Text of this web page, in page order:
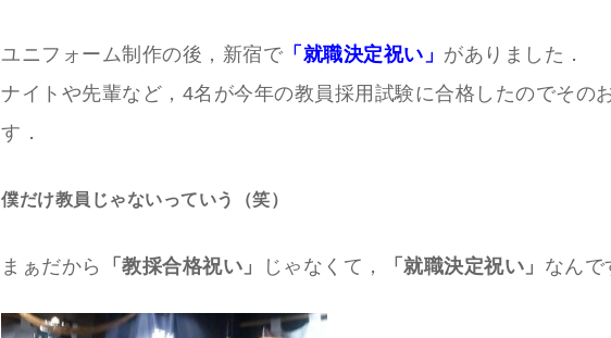
ユニフォーム制作の後，新宿で 「就職決定祝い」 がありました．
ナイトや先輩など，4名が今年の教員採用試験に合格したのでその
す．
僕だけ教員じゃないっていう（笑）
まぁだから 「教採合格祝い」 じゃなくて， 「就職決定祝い」 なんで